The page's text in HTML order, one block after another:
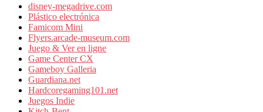
disney-megadrive.com
Plástico electrónica
Famicom Mini
Flyers.arcade-museum.com
Juego & Ver en ligne
Game Center CX
Gameboy Galleria
Guardiana.net
Hardcoregaming101.net
Juegos Indie